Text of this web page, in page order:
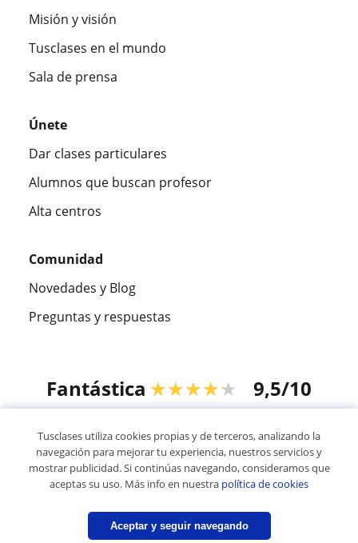
Misión y visión
Tusclases en el mundo
Sala de prensa
Únete
Dar clases particulares
Alumnos que buscan profesor
Alta centros
Comunidad
Novedades y Blog
Preguntas y respuestas
Fantástica ★★★★★ 9,5/10
© 2007 - 2026 Tusclases.co
Mapa web:Profesores particulares
Tusclases utiliza cookies propias y de terceros, analizando la
navegación para mejorar tu experiencia, nuestros servicios y
mostrar publicidad. Si continúas navegando, consideramos que
aceptas su uso. Más info en nuestra política de cookies
Aceptar y seguir navegando